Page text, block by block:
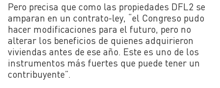
Pero precisa que como las propiedades DFL2 se
amparan en un contrato-ley, “el Congreso pudo
hacer modificaciones para el futuro, pero no
alterar los beneficios de quienes adquirieron
viviendas antes de ese año. Este es uno de los
instrumentos más fuertes que puede tener un
contribuyente”.